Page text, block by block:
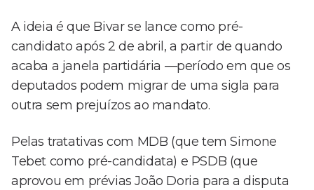
A ideia é que Bivar se lance como pré-
candidato após 2 de abril, a partir de quando
acaba a janela partidária —período em que os
deputados podem migrar de uma sigla para
outra sem prejuízos ao mandato.
Pelas tratativas com MDB (que tem Simone
Tebet como pré-candidata) e PSDB (que
aprovou em prévias João Doria para a disputa